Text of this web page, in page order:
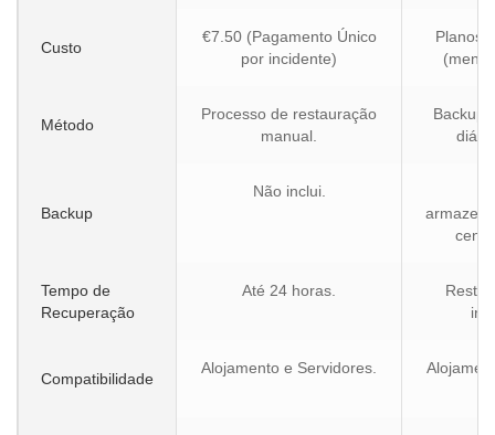
Custo
€7.50 (Pagamento Único
por incidente)
Planos
Método
Processo de restauração
manual.
Backup
Não inclui.
Tempo de
Recuperação
Até 24 horas.
Compatibilidade
Alojamento e Servidores.